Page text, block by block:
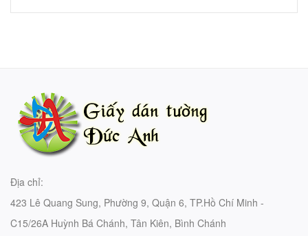
Địa chỉ:
423 Lê Quang Sung, Phường 9, Quận 6, TP.Hồ Chí Minh -
C15/26A Huỳnh Bá Chánh, Tân Kiên, Bình Chánh